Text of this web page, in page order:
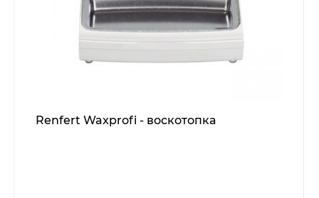
Renfert Waxprofi - воскотопка